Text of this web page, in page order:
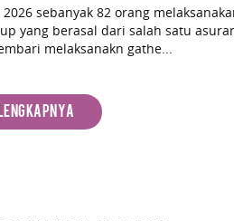
2026 sebanyak 82 orang
yang berasal dari salah satu
melaksanakn gathe...